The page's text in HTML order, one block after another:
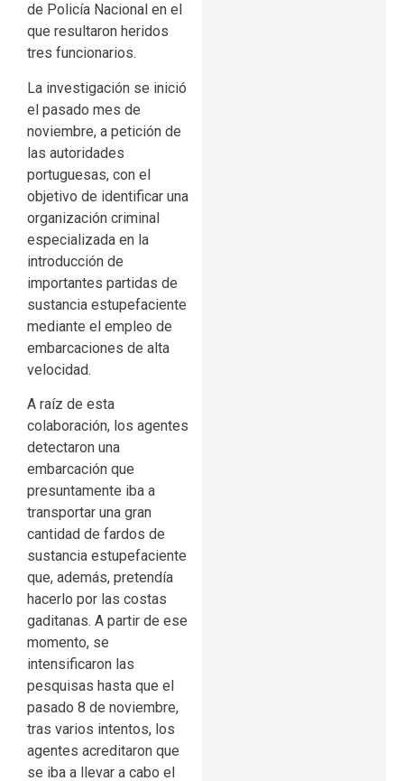
de Policía Nacional en el
que resultaron heridos
tres funcionarios.
La investigación se inició
el pasado mes de
noviembre, a petición de
las autoridades
portuguesas, con el
objetivo de identificar una
organización criminal
especializada en la
introducción de
importantes partidas de
sustancia estupefaciente
mediante el empleo de
embarcaciones de alta
velocidad.
A raíz de esta
colaboración, los agentes
detectaron una
embarcación que
presuntamente iba a
transportar una gran
cantidad de fardos de
sustancia estupefaciente
que, además, pretendía
hacerlo por las costas
gaditanas. A partir de ese
momento, se
intensificaron las
pesquisas hasta que el
pasado 8 de noviembre,
tras varios intentos, los
agentes acreditaron que
se iba a llevar a cabo el